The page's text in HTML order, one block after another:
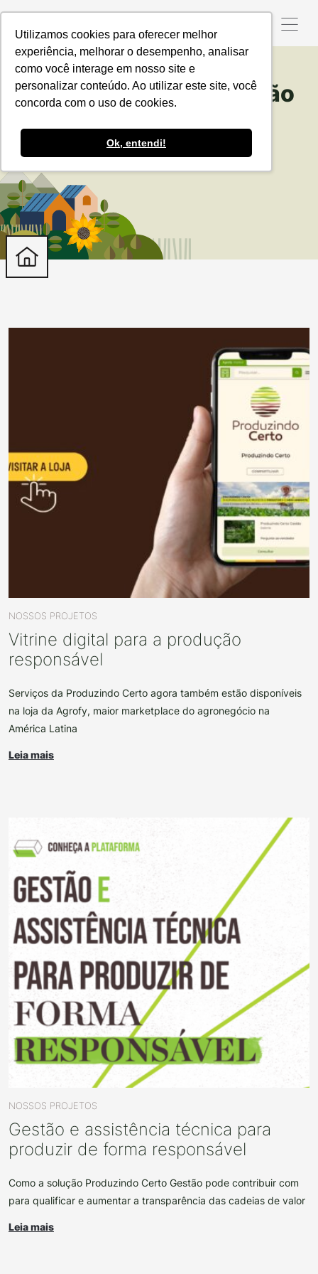
Utilizamos cookies para oferecer melhor
experiência, melhorar o desempenho, analisar
como você interage em nosso site e
personalizar conteúdo. Ao utilizar este site, você
concorda com o uso de cookies.
Ok, entendi!
Produzindo Certo Gestão
NOSSOS PROJETOS
Vitrine digital para a produção
responsável
Serviços da Produzindo Certo agora também estão disponíveis
na loja da Agrofy, maior marketplace do agronegócio na
América Latina
Leia mais
NOSSOS PROJETOS
Gestão e assistência técnica para
produzir de forma responsável
Como a solução Produzindo Certo Gestão pode contribuir com
para qualificar e aumentar a transparência das cadeias de valor
Leia mais